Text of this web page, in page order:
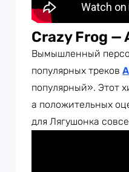
Crazy Frog —
Вымышленный
популярных треков
популярный». Этот
а положительных
для Лягушонка